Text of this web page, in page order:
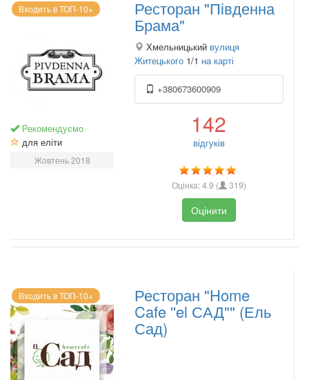
Входить в ТОП-10+
Рекомендуємо
для еліти
Жовтень 2018
Ресторан "Південна
Брама"
Хмельницький вулиця
Житецького 1/1 на карті
+380673600909
142
відгуків
Оцінка:4.9 ( 319)
Оцінити
Входить в ТОП-10+ Ресторан "Home
Cafe ''el САД"" (Ель
Сад)